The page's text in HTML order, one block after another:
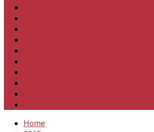
Home